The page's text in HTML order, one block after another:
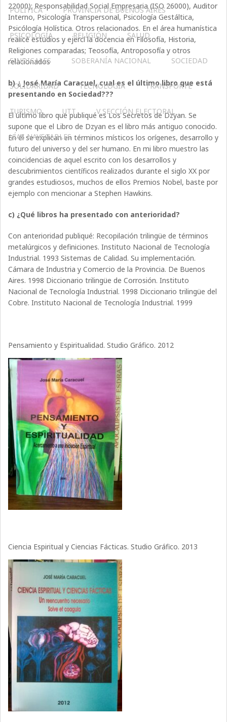
POLÍTICA PROVINCIA DE BUENOS AIRES
PSICOLOGÍA RELIGIÓN SALUD
SINDICALES SOBERANÍA NACIONAL SOCIEDAD
SOLIDARIDAD TECNOLOGÍA TRANSPORTE
TURISMO UTT V SECCIÓN ELECTORAL
VÍAS NAVEGABLES
22000); Responsabilidad Social Empresaria (ISO 26000), Auditor
Interno, Psicología Transpersonal, Psicología Gestáltica,
Psicólogía Holística. Otros relacionados. En el área humanística
realicé estudios y ejercí la docencia en Filosofía, Historia,
Religiones comparadas; Teosofía, Antroposofía y otros
relacionados
b) ¿ José María Caracuel, cual es el último libro que está
presentando en Sociedad???
El último libro que publiqué es Los Secretos de Dzyan. Se
supone que el Libro de Dzyan es el libro más antiguo conocido.
En él se explican en términos místicos los orígenes, desarrollo y
futuro del universo y del ser humano. En mi libro muestro las
coincidencias de aquel escrito con los desarrollos y
descubrimientos científicos realizados durante el siglo XX por
grandes estudiosos, muchos de ellos Premios Nobel, baste por
ejemplo con mencionar a Stephen Hawkins.
c) ¿Qué libros ha presentado con anterioridad?
Con anterioridad publiqué: Recopilación trilingüe de términos
metalúrgicos y definiciones. Instituto Nacional de Tecnología
Industrial. 1993 Sistemas de Calidad. Su implementación.
Cámara de Industria y Comercio de la Provincia. De Buenos
Aires. 1998 Diccionario trilingüe de Corrosión. Instituto
Nacional de Tecnología Industrial. 1998 Diccionario trilingüe del
Cobre. Instituto Nacional de Tecnología Industrial. 1999
Pensamiento y Espiritualidad. Studio Gráfico. 2012
Ciencia Espiritual y Ciencias Fácticas. Studio Gráfico. 2013